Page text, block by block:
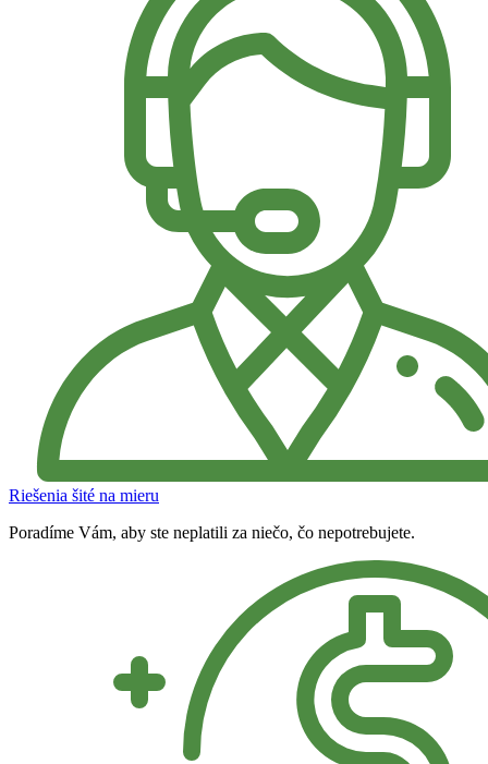
Riešenia šité na mieru
Poradíme Vám, aby ste neplatili za niečo, čo nepotrebujete.